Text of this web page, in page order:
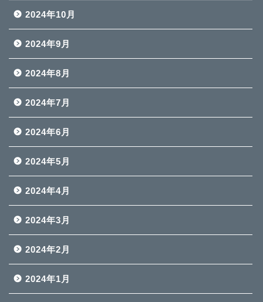
2024年10月
2024年9月
2024年8月
2024年7月
2024年6月
2024年5月
2024年4月
2024年3月
2024年2月
2024年1月